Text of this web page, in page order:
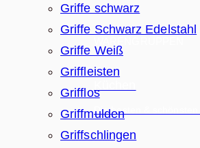
Die besten & schönsten
Griffe schwarz
Griffe Schwarz Edelstahl
Griffe Weiß
Griffleisten
Grifflos
Griffmulden
Griffschlingen